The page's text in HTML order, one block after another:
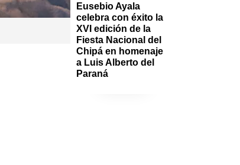
Eusebio Ayala
celebra con éxito la
XVI edición de la
Fiesta Nacional del
Chipá en homenaje
a Luis Alberto del
Paraná